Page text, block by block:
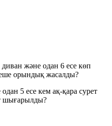
диван және одан 6 есе көп
орындық жасалды?
одан 5 есе кем ақ-қара сурет
шығарылды?